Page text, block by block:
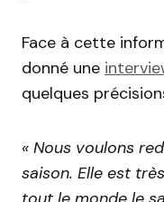
Face à cette
donné une
quelques
« Nous voulons
saison. Elle est